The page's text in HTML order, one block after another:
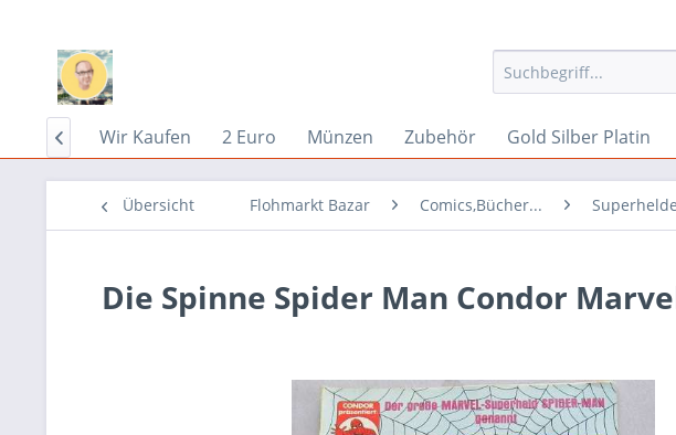
Home Wir Kaufen 2 Euro Münzen Zubehör Gold Silber Platin

Übersicht Flohmarkt Bazar Comics,Bücher...
Die Spinne Spider Man Condor